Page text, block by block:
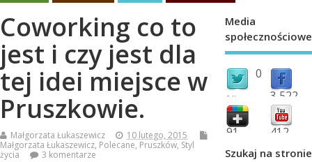
Coworking co to
jest i czy jest dla
tej idei miejsce w
Pruszkowie.
Małgorzata Łukaszewicz
10 lutego, 2015
Małgorzata Łukaszewicz, Polecane, Pruszków, Styl
życia
3 komentarze
Media
społecznościowe
0
followers 3,522
fans
91 412
Szukaj na stronie